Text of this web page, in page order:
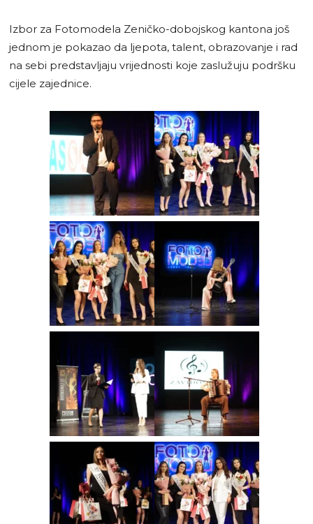
Izbor za Fotomodela Zeničko-dobojskog kantona još
jednom je pokazao da ljepota, talent, obrazovanje i rad
na sebi predstavljaju vrijednosti koje zaslužuju podršku
cijele zajednice.